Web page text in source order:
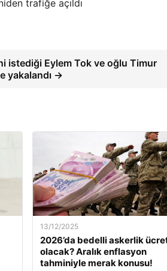
istediği Eylem Tok ve oğlu Timur
yakalandı →
13/12/2025
2026’da bedelli askerlik
olacak? Aralık enflasyon
tahminiyle merak konusu!